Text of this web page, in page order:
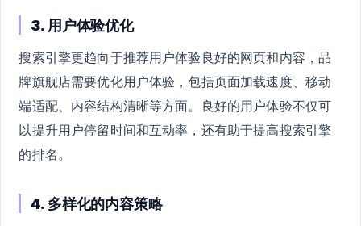
3. 用户体验优化
搜索引擎更趋向于推荐用户体验良好的网页和内容，品
牌旗舰店需要优化用户体验，包括页面加载速度、移动
端适配、内容结构清晰等方面。良好的用户体验不仅可
以提升用户停留时间和互动率，还有助于提高搜索引擎
的排名。
4. 多样化的内容策略